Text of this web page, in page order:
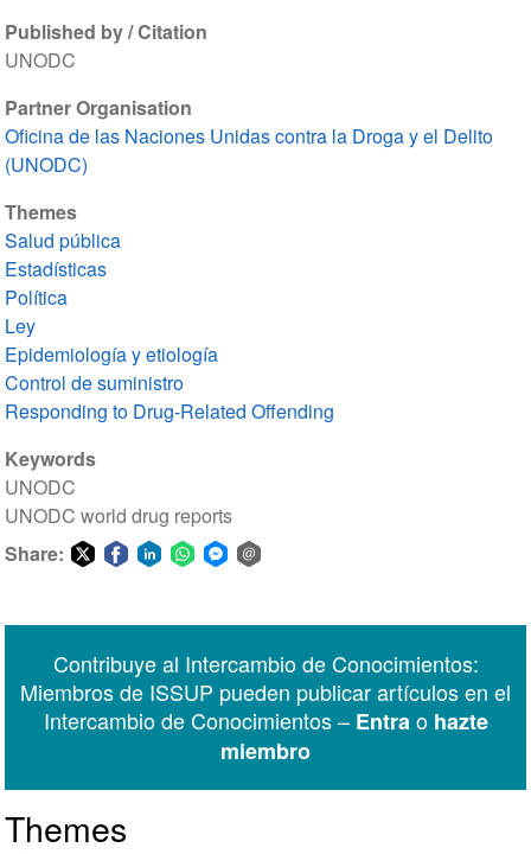
Published by / Citation
UNODC
Partner Organisation
Oficina de las Naciones Unidas contra la Droga y el Delito
(UNODC)
Themes
Salud pública
Estadísticas
Política
Ley
Epidemiología y etiología
Control de suministro
Responding to Drug-Related Offending
Keywords
UNODC
UNODC world drug reports
Share:
Messenger
Contribuye al Intercambio de Conocimientos:
Miembros de ISSUP pueden publicar artículos en el
Intercambio de Conocimientos – Entrao hazte
miembro
Themes